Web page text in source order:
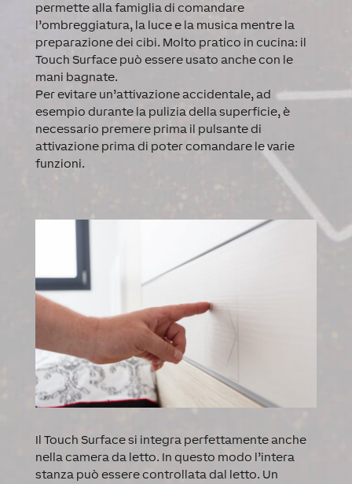
permette alla famiglia di comandare
l’ombreggiatura, la luce e la musica mentre la
preparazione dei cibi. Molto pratico in cucina: il
Touch Surface può essere usato anche con le
mani bagnate.
Per evitare un’attivazione accidentale, ad
esempio durante la pulizia della superficie, è
necessario premere prima il pulsante di
attivazione prima di poter comandare le varie
funzioni.
Il Touch Surface si integra perfettamente anche
nella camera da letto. In questo modo l’intera
stanza può essere controllata dal letto. Un